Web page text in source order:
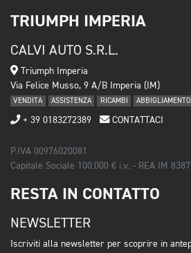
TRIUMPH IMPERIA
CALVI AUTO S.R.L.
Triumph Imperia
Via Felice Musso, 9 A/B Imperia (IM)
VENDITA ASSISTENZA RICAMBI ABBIGLIAMENTO
+ 39 0183272389 CONTATTACI
P.IVA 00976020081
Capitale Sociale 100.000 € i.v. - REA IM
RESTA IN CONTATTO
NEWSLETTER
Iscriviti alla newsletter per scoprire in